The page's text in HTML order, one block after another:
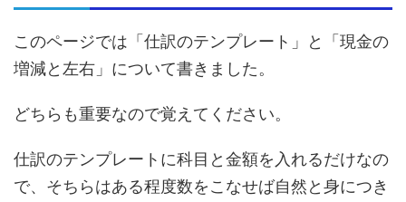
このページでは「仕訳のテンプレート」と「現金の
増減と左右」について書きました。
どちらも重要なので覚えてください。
仕訳のテンプレートに科目と金額を入れるだけなの
で、そちらはある程度数をこなせば自然と身につき